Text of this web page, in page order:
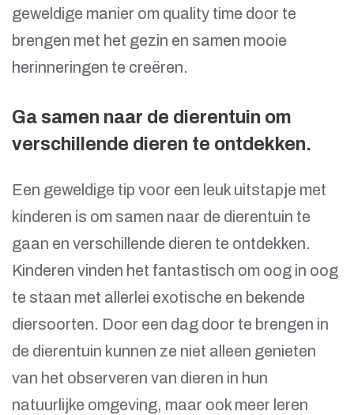
geweldige manier om quality time door te
brengen met het gezin en samen mooie
herinneringen te creëren.
Ga samen naar de dierentuin om
verschillende dieren te ontdekken.
Een geweldige tip voor een leuk uitstapje met
kinderen is om samen naar de dierentuin te
gaan en verschillende dieren te ontdekken.
Kinderen vinden het fantastisch om oog in oog
te staan met allerlei exotische en bekende
diersoorten. Door een dag door te brengen in
de dierentuin kunnen ze niet alleen genieten
van het observeren van dieren in hun
natuurlijke omgeving, maar ook meer leren